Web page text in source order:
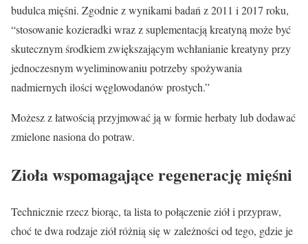
budulca mięśni. Zgodnie z wynikami badań z 2011 i 2017 roku,
“stosowanie kozieradki wraz z suplementacją kreatyną może być
skutecznym środkiem zwiększającym wchłanianie kreatyny przy
jednoczesnym wyeliminowaniu potrzeby spożywania
nadmiernych ilości węglowodanów prostych.”
Możesz z łatwością przyjmować ją w formie herbaty lub dodawać
zmielone nasiona do potraw.
Zioła wspomagające regenerację mięśni
Technicznie rzecz biorąc, ta lista to połączenie ziół i przypraw,
choć te dwa rodzaje ziół różnią się w zależności od tego, gdzie je